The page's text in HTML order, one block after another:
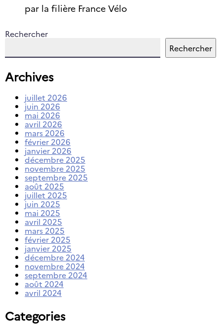
par la filière France Vélo
Rechercher
Rechercher
Archives
juillet 2026
juin 2026
mai 2026
avril 2026
mars 2026
février 2026
janvier 2026
décembre 2025
novembre 2025
septembre 2025
août 2025
juillet 2025
juin 2025
mai 2025
avril 2025
mars 2025
février 2025
janvier 2025
décembre 2024
novembre 2024
septembre 2024
août 2024
avril 2024
Categories